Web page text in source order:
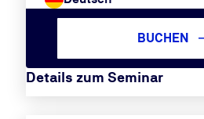
Details zum Seminar
BUCHEN